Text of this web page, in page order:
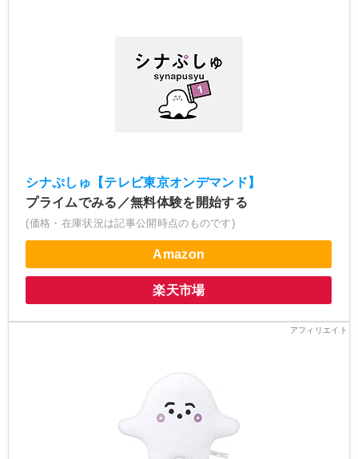
シナぷしゅ【テレビ東京オンデマンド】
プライムでみる／無料体験を開始する
(価格・在庫状況は記事公開時点のものです)
Amazon
楽天市場